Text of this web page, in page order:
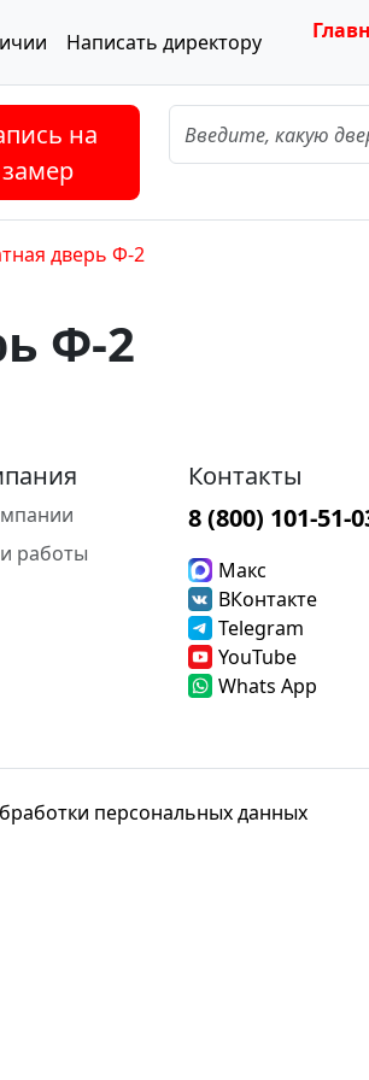
Написать директору
на
замер
дверь Ф-2
Ф-2
работы
Контакты
8 (800) 101-51-
Макс
ВКонтакте
Telegram
YouTube
Whats App
персональных данных